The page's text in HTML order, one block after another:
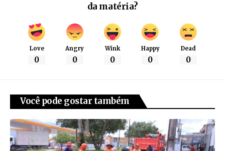
da matéria?
Love
0
Angry
0
Wink
0
Happy
0
Dead
0
Você pode gostar também